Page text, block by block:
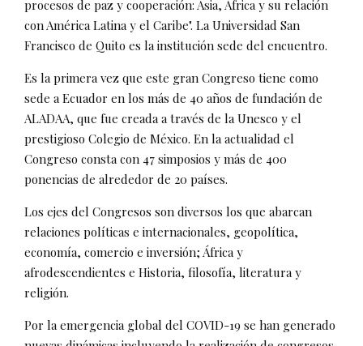
procesos de paz y cooperación: Asia, África y su relación
con América Latina y el Caribe". La Universidad San
Francisco de Quito es la institución sede del encuentro.
Es la primera vez que este gran Congreso tiene como
sede a Ecuador en los más de 40 años de fundación de
ALADAA, que fue creada a través de la Unesco y el
prestigioso Colegio de México. En la actualidad el
Congreso consta con 47 simposios y más de 400
ponencias de alrededor de 20 países.
Los ejes del Congresos son diversos los que abarcan
relaciones políticas e internacionales, geopolítica,
economía, comercio e inversión; África y
afrodescendientes e Historia, filosofía, literatura y
religión.
Por la emergencia global del COVID-19 se han generado